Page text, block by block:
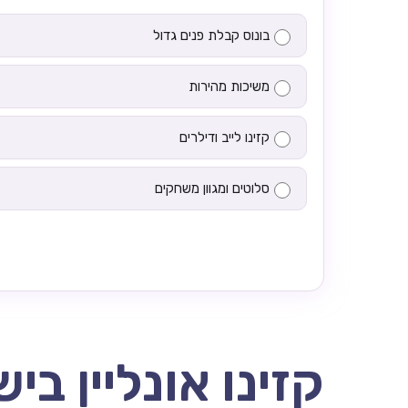
בונוס קבלת פנים גדול
משיכות מהירות
קזינו לייב ודילרים
סלוטים ומגוון משחקים
קזינו אונליין